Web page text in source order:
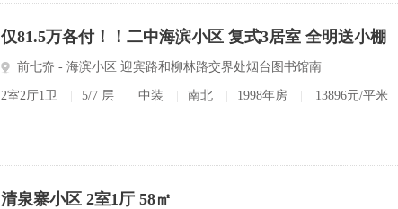
仅81.5万各付！！二中海滨小区 复式3居室 全明送小棚
前七夼 - 海滨小区 迎宾路和柳林路交界处烟台图书馆南
2室2厅1卫 5/7 层 中装 南北 1998年房 13896元/平米
清泉寨小区 2室1厅 58㎡